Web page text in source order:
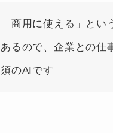
「商用に使える」とい
あるので、企業との仕
須のAIです